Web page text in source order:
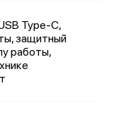
Type-C,
защитный
работы,